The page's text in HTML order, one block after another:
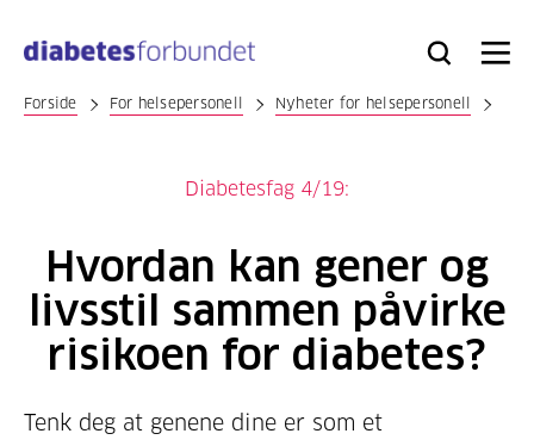
hovedinnhold
Bli
Logg
Søk Meny
Forside For helsepersonell Nyheter for helsepersonell
Diabetesfag 4/19:
Hvordan kan gener og
livsstil sammen påvirke
risikoen for diabetes?
Tenk deg at genene dine er som et